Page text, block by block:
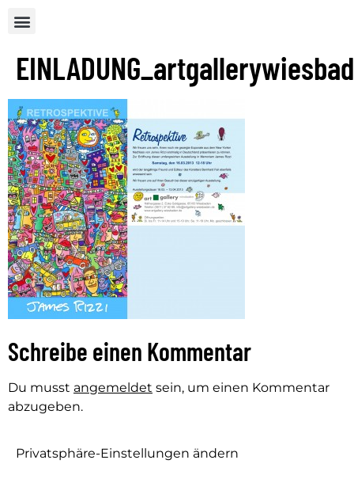
Schreibe einen Kommentar
Du musst angemeldet sein, um einen Kommentar
abzugeben.
Privatsphäre-Einstellungen ändern